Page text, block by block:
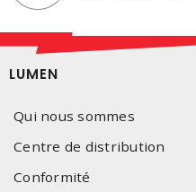
LUMEN
Qui nous sommes
Centre de distribution
Conformité